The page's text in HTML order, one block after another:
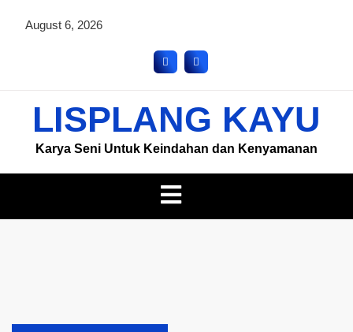
August 6, 2026
LISPLANG KAYU
Karya Seni Untuk Keindahan dan Kenyamanan